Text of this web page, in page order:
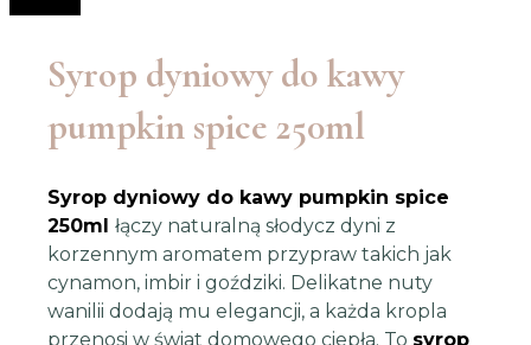
Syrop dyniowy do kawy
pumpkin spice 250ml
Syrop dyniowy do kawy pumpkin spice
250ml łączy naturalną słodycz dyni z
korzennym aromatem przypraw takich jak
cynamon, imbir i goździki. Delikatne nuty
wanilii dodają mu elegancji, a każda kropla
przenosi w świat domowego ciepła. To syrop